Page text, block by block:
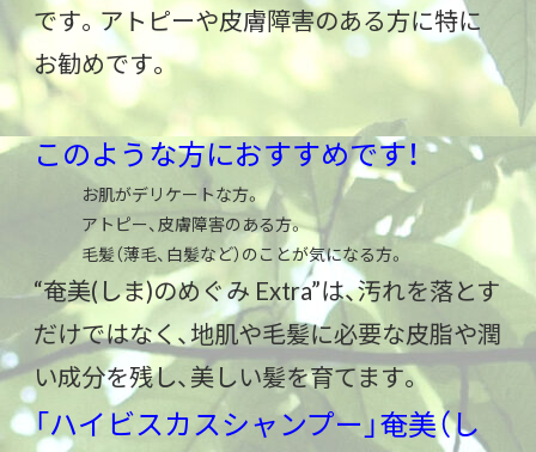
です。アトピーや皮膚障害のある方に特に
お勧めです。
このような方におすすめです！
お肌がデリケートな方。
アトピー、皮膚障害のある方。
毛髪（薄毛、白髪など）のことが気になる方。
“奄美(しま)のめぐみ Extra”は、汚れを落とす
だけではなく、地肌や毛髪に必要な皮脂や潤
い成分を残し、美しい髪を育てます。
「ハイビスカスシャンプー」奄美（し